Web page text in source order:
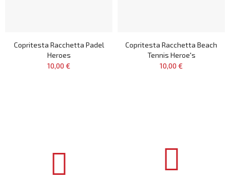
Copritesta Racchetta Padel
Heroes
10,00 €
Copritesta Racchetta Beach
Tennis Heroe's
10,00 €